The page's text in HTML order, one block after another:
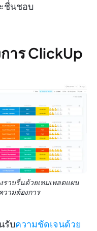
ชื่นชอบ
าร ClickUp
าบรื่นด้วยเทมเพลตแผน
วามต้องการ
รับความชัดเจนด้วย